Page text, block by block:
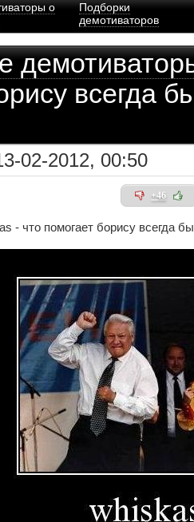
о
Подборки
демотиваторов
всегда
02-2012, 00:50
+46
- что помогает борису всегда